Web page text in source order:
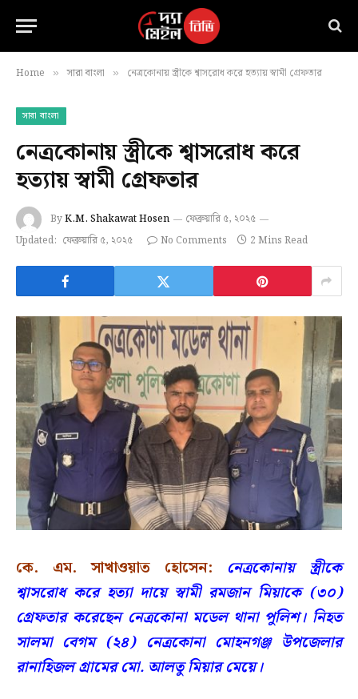
Home » সারা বাংলা » নেত্রকোনায় স্ত্রীকে শ্বাসরোধ করে হত্যায় স্বামী গ্রেফতার
সারা বাংলা
নেত্রকোনায় স্ত্রীকে শ্বাসরোধ করে
হত্যায় স্বামী গ্রেফতার
ByK.M. Shakawat Hosen
ফেব্রুয়ারি ৫, ২০২৫
Updated: ফেব্রুয়ারি ৫, ২০২৫ No Comments 2 Mins Read
কে. এম. সাখাওয়াত হোসেন:
নেত্রকোনায় স্ত্রীকে
শ্বাসরোধ করে হত্যা দায়ে স্বামী রমজান মিয়াকে (৩০)
গ্রেফতার করেছেন নেত্রকোনা মডেল থানা পুলিশ। নিহত
সালমা বেগম (২৪) নেত্রকোনা মোহনগঞ্জ উপজেলার
রানাহিজল গ্রামের মো. আলতু মিয়ার মেয়ে।